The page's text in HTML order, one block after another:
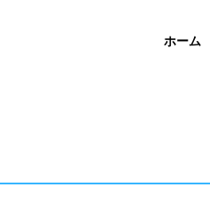
ホーム